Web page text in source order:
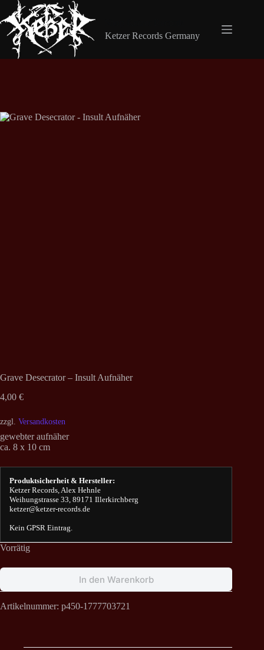
Inhalt
springen
Ketzer Records Germany
Grave Desecrator – Insult Aufnäher
4,00 €
zzgl. Versandkosten
gewebter aufnäher
ca. 8 x 10 cm
Produktsicherheit & Hersteller:
Ketzer Records, Alex Hehnle
Weihungstrasse 33, 89171 Illerkirchberg
ketzer@ketzer-records.de
Kein GPSR Eintrag.
Vorrätig
In den Warenkorb
Artikelnummer: p450-1777703721